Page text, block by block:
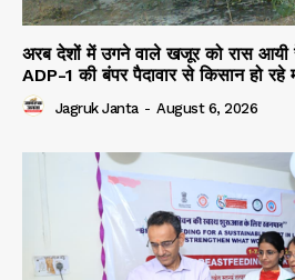
अरब देशों में उगने वाले खजूर को रास आयी
ADP-1 की बंपर पैदावार से किसान हो रहे
Jagruk Janta - August 6, 2026